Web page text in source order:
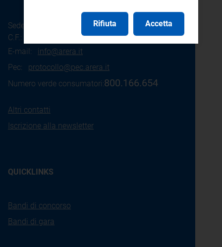
Sede legale: Piazza Cavour 5 - 20121 - Milano
C.F.: 97190020152
E-mail: info@arera.it
Pec: protocollo@pec.arera.it
Numero verde consumatori:800.166.654
Altri contatti
Iscrizione alla newsletter
QUICKLINKS
Bandi di concorso
Bandi di gara
Rifiuta Accetta